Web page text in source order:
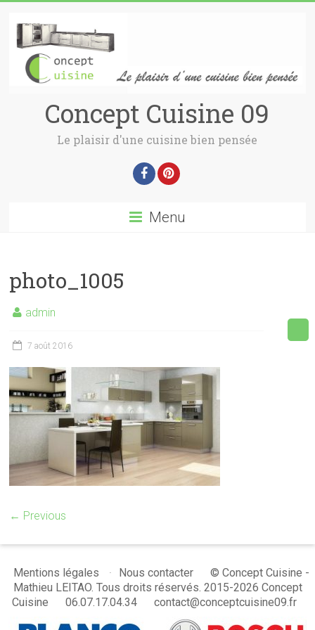
Concept Cuisine 09
Le plaisir d'une cuisine bien pensée
Menu
photo_1005
admin
7 août 2016
← Previous
Mentions légales Nous contacter
© Concept Cuisine -
Mathieu LEITAO. Tous droits réservés. 2015-2026 Concept
Cuisine
06.07.17.04.34 contact@conceptcuisine09.fr